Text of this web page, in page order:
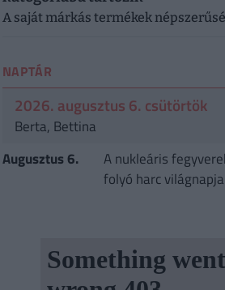
A saját márkás termékek
NAPTÁR
2026. augusztus 6. csütörtök
Berta, Bettina
Augusztus 6.
A nukleáris
folyó harc világnapja